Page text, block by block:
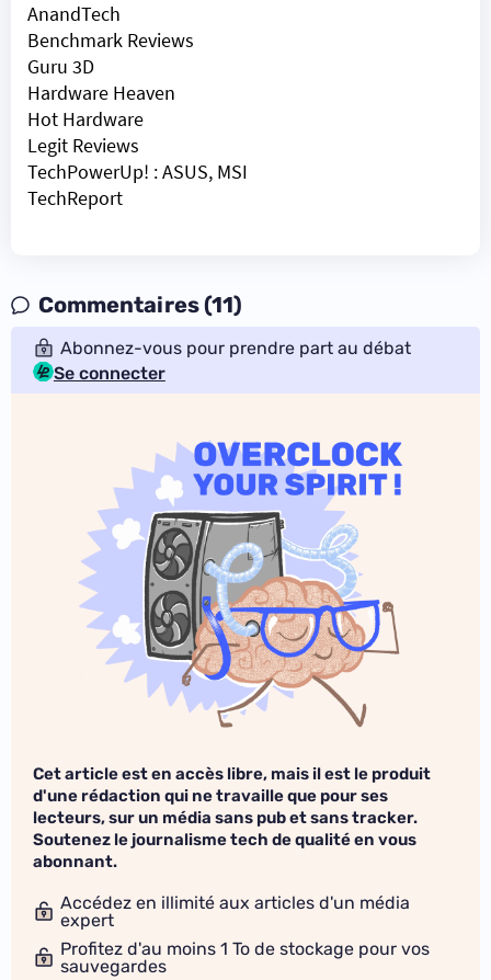
AnandTech
Benchmark Reviews
Guru 3D
Hardware Heaven
Hot Hardware
Legit Reviews
TechPowerUp! :ASUS, MSI
TechReport
Commentaires (11)
Abonnez-vous pour prendre part au débat
Se connecter
Cet article est en accès libre, mais il est le produit
d'une rédaction qui ne travaille que pour ses
lecteurs, sur un média sans pub et sans tracker.
Soutenez le journalisme tech de qualité en vous
abonnant.
Accédez en illimité aux articles d'un média
expert
Profitez d'au moins 1 To de stockage pour vos
sauvegardes